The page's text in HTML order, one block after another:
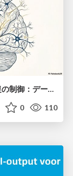
Sstニューロンによる睡眠不足と回復の制御：データ駆動型トランスクリプトーム解析
0 110